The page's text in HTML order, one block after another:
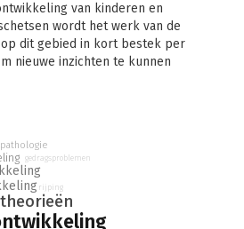
van kinderen en
wordt het werk van de
dit gebied in kort bestek per
nieuwe inzichten te kunnen
niets leren, de ontwikkelingen gaan
ze de kennis van nu later wel zullen
bodem van deze kennis beschrijft
met hun belangrijke
is er een hoofdstuk over de
rijping
gedragsproblemen